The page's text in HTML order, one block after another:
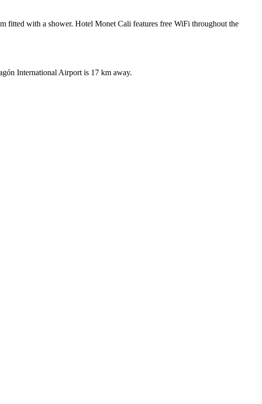
fitted with a shower. Hotel Monet Cali features free WiFi throughout the
International Airport is 17 km away.